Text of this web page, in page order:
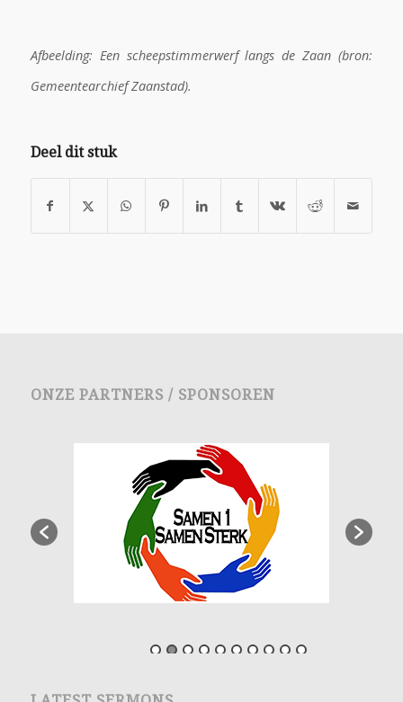
Afbeelding: Een scheepstimmerwerf langs de Zaan (bron:
Gemeentearchief Zaanstad).
Deel dit stuk
ONZE PARTNERS / SPONSOREN